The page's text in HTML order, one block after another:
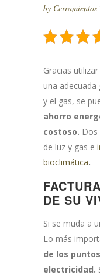
by Cerramientos
Gracias
una adecuada
y el gas, se
ahorro
costoso. Dos
de luz y gas e
bioclimática.
DE SU
Si se muda a
Lo más
de los
electricidad.